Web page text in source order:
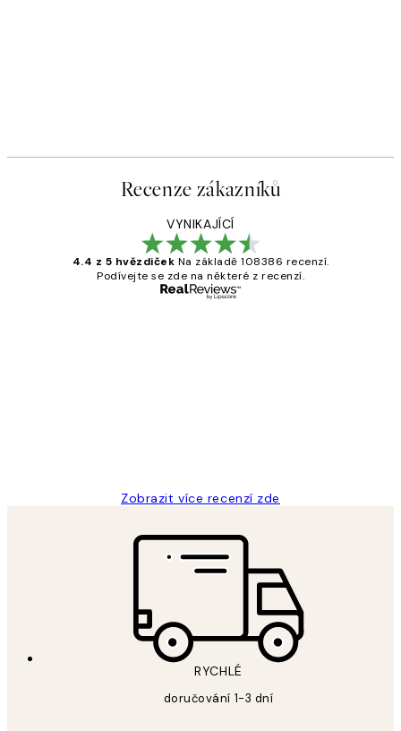
Recenze zákazníků
VYNIKAJÍCÍ
4.4 z 5 hvězdiček Na základě 108386 recenzí.
Podívejte se zde na některé z recenzí.
Zobrazit více recenzí zde
RYCHLÉ
doručování 1-3 dní